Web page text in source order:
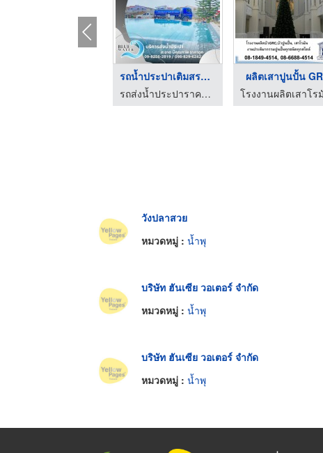
รถน้ำประปาเติมสระว่า ...
รถส่งน้ำประปาราคาถูก - บลูวอเทอร์
ผลิตเสาปูนปั้น
วังปลาสวย
หมวดหมู่ : น้ำพุ
บริษัท ฮันเซีย วอเตอร์ จำกัด
หมวดหมู่ : น้ำพุ
บริษัท ฮันเซีย วอเตอร์ จำกัด
หมวดหมู่ : น้ำพุ